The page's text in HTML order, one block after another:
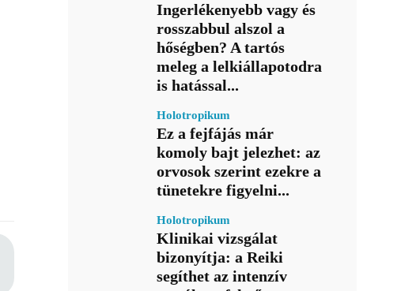
Ingerlékenyebb vagy és
rosszabbul alszol a
hőségben? A tartós
meleg a lelkiállapotodra
is hatással...
Holotropikum
Ez a fejfájás már
komoly bajt jelezhet: az
orvosok szerint ezekre a
tünetekre figyelni...
Holotropikum
Klinikai vizsgálat
bizonyítja: a Reiki
segíthet az intenzív